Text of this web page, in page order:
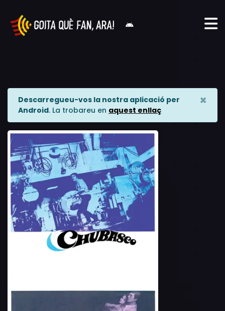
Descarregueu-vos la nostra aplicació per
Android. La trobareu en aquest enllaç
×